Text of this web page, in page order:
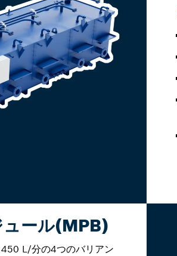
ール(MPB)
L/分の4つのバリアン